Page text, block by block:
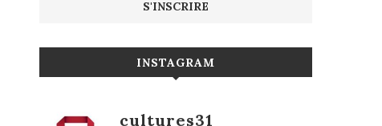
INSTAGRAM
cultures31